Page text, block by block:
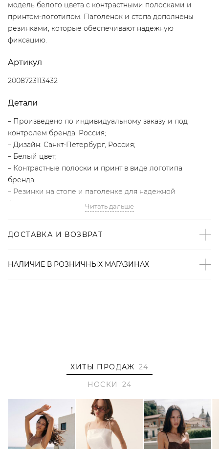
модель белого цвета с контрастными полосками и
принтом-логотипом. Паголенок и стопа дополнены
резинками, которые обеспечивают надежную
фиксацию.
Артикул
2008723113432
Детали
– Произведено по индивидуальному заказу и под
контролем бренда: Россия;
– Дизайн: Санкт-Петербург, Россия;
– Белый цвет;
– Контрастные полоски и принт в виде логотипа
бренда;
– Резинки на стопе и паголенке для надежной
хорошо «дышит».
Читать дальше
ДОСТАВКА И ВОЗВРАТ
НАЛИЧИЕ В РОЗНИЧНЫХ МАГАЗИНАХ
ХИТЫ ПРОДАЖ 24
НОСКИ
24